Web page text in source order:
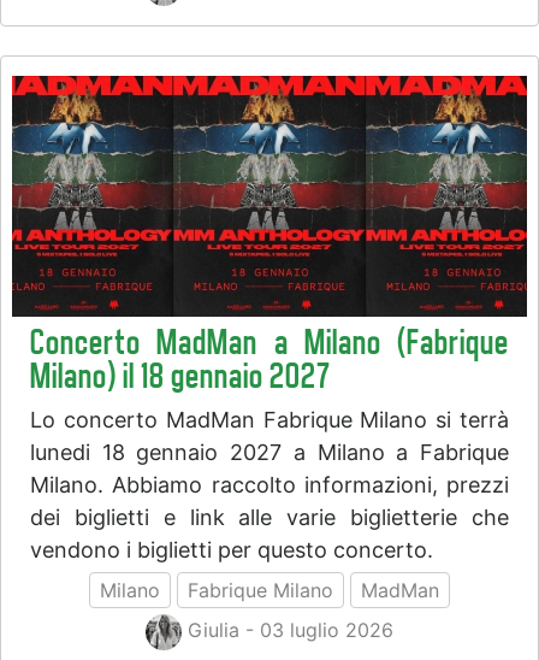
Concerto MadMan a Milano (Fabrique
Milano) il 18 gennaio 2027
Lo concerto MadMan Fabrique Milano si terrà
lunedi 18 gennaio 2027 a Milano a Fabrique
Milano. Abbiamo raccolto informazioni, prezzi
dei biglietti e link alle varie biglietterie che
vendono i biglietti per questo concerto.
Milano Fabrique Milano
MadMan
Giulia - 03 luglio 2026